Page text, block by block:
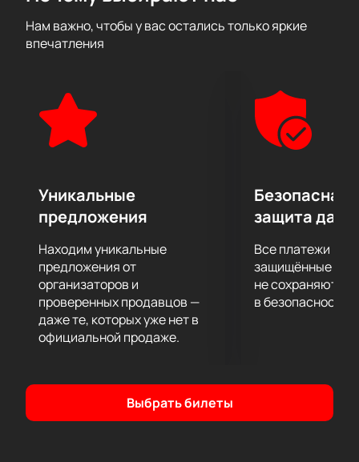
музыкой. Этот курорт расположен на берегу залива,
обеспечивая великолепные виды на
насладиться не только выступлениями любимой
группы Би-2, но и расслабиться в спа-центре,
попробовать изысканные блюда в ресторанах и
окунуться в атмосферу уюта и роскоши.
уникального события. Купить билеты на нашем
сайте — это ваш шанс окунуться в мир музыки и
отдыха в одном из самых красивых мест
Черногории. Фестиваль обещает быть насыщенным
и разнообразным: вас ждут живые выступления,
тематические вечеринки и много других
сюрпризов.
Планируйте свой отдых заранее и
билетына нашем сайте, чтобы попасть на это
концерт, это целое музыкальное путешествие,
которое оставит незабываемые впечатления.
*Информация касается деятельности признанного
Нам важно, чтобы у вас остались только яркие
впечатления
Уникальные
предложения
Находим уникальные
предложения от
организаторов и
проверенных продавцов —
даже те, которых уже нет в
официальной продаже.
Безопасная
защита
Все платежи
защищённые
не сохраняются
в безопасности.
Выбрать билеты